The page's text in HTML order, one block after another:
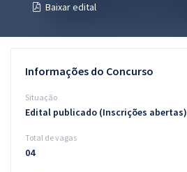
Mentorias
Conteúdo gratuito
Blog
Baixar edital
Informações do Concurso
Situação
Edital publicado (Inscrições abertas)
Total de vagas
04